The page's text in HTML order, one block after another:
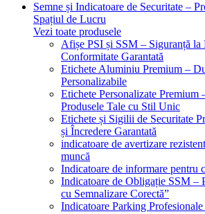
Semne și Indicatoare de Securitate –
Spațiul de Lucru
Vezi toate produsele
Afișe PSI și SSM – Siguranță
Conformitate Garantată
Etichete Aluminiu Premium –
Personalizabile
Etichete Personalizate Premium
Produsele Tale cu Stil Unic
Etichete și Sigilii de Securitate
și Încredere Garantată
indicatoare de avertizare
muncă
Indicatoare de informare pentru
Indicatoare de Obligație SSM –
cu Semnalizare Corectă”
Indicatoare Parking